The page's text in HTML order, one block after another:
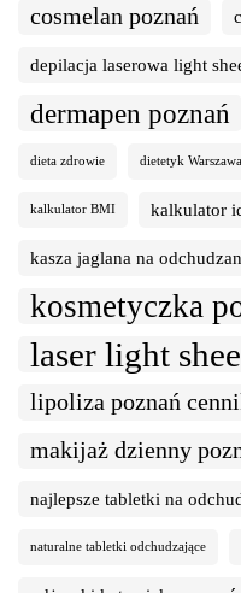
cosmelan poznań
depilacja laserowa light
dermapen poznań
dieta zdrowie dietetyk
kalkulator BMI kalkulator
kasza jaglana na
kosmetyczka
laser light
lipoliza poznań
makijaż dzienny
najlepsze tabletki na
naturalne tabletki odchudzające